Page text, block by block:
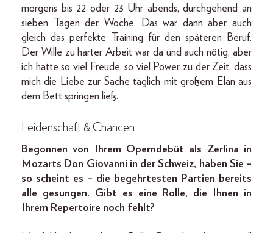
morgens bis 22 oder 23 Uhr abends, durchgehend an
sieben Tagen der Woche. Das war dann aber auch
gleich das perfekte Training für den späteren Beruf.
Der Wille zu harter Arbeit war da und auch nötig, aber
ich hatte so viel Freude, so viel Power zu der Zeit, dass
mich die Liebe zur Sache täglich mit großem Elan aus
dem Bett springen ließ.
Leidenschaft & Chancen
Begonnen von Ihrem Operndebüt als Zerlina in
Mozarts Don Giovanni in der Schweiz, haben Sie –
so scheint es – die begehrtesten Partien bereits
alle gesungen. Gibt es eine Rolle, die Ihnen in
Ihrem Repertoire noch fehlt?